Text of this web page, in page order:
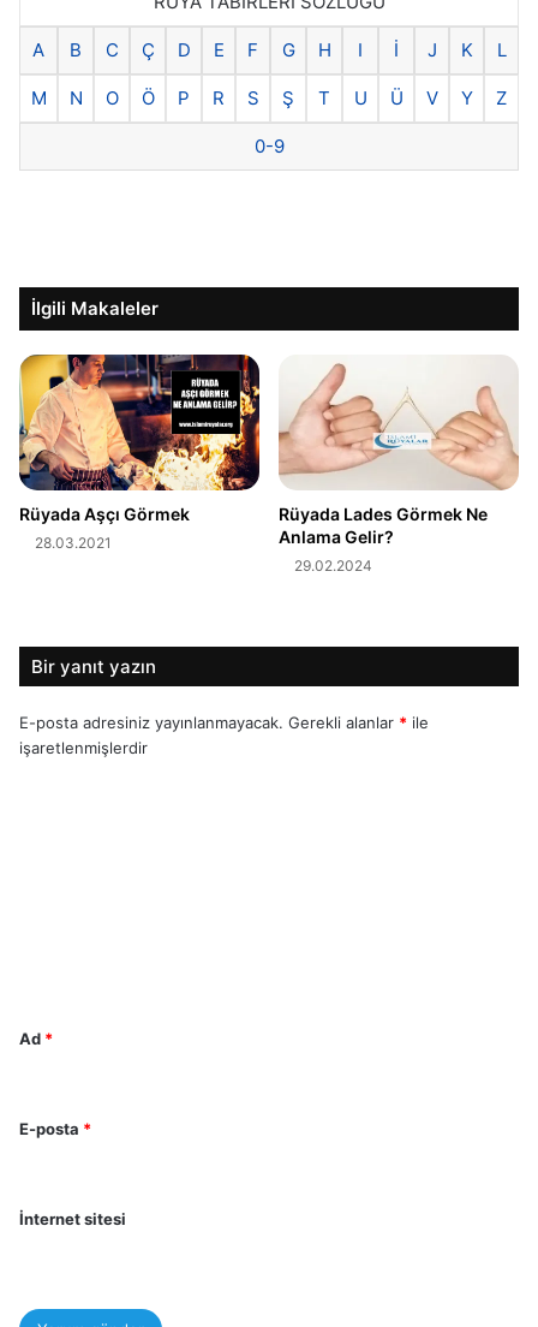
A B C Ç D E F G H I İ J K L
M N O Ö P R S Ş T U Ü V Y Z
0-9
İlgili Makaleler
Rüyada Aşçı Görmek
28.03.2021
Rüyada Lades Görmek Ne
Anlama Gelir?
29.02.2024
Bir yanıt yazın
E-posta adresiniz yayınlanmayacak. Gerekli alanlar * ile
işaretlenmişlerdir
Ad *
E-posta *
İnternet sitesi